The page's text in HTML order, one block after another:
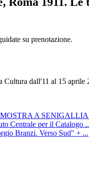
su prenotazione.
dall'11 al 15
A
Centrale per il Catalogo
Branzi. Verso Sud" + ...